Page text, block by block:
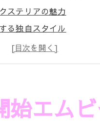
ステリアの魅力
る独自スタイル
たデザインのポイント
よる快適な暮らしの実現
す浜松らしさ
松のエクステリア施工の
エム